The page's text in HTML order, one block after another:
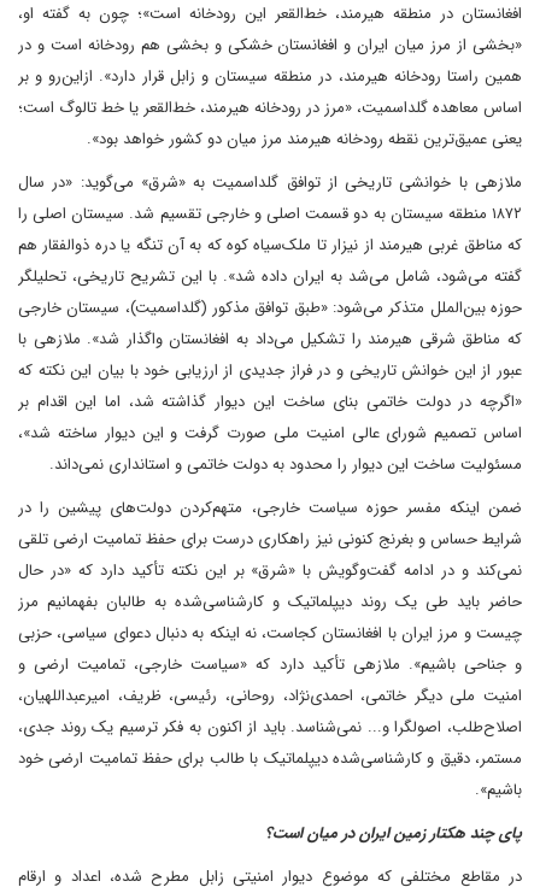
افغانستان در منطقه هیرمند، خط‌القعر این رودخانه است»؛ چون به گفته او،
«بخشی از مرز میان ایران و افغانستان خشکی و بخشی هم رودخانه است و در
همین راستا رودخانه هیرمند، در منطقه سیستان و زابل قرار دارد». از‌این‌رو و بر
اساس معاهده گلد‌اسمیت، «مرز در رودخانه هیرمند، خط‌القعر یا خط تالوگ است؛
یعنی عمیق‌ترین نقطه رودخانه هیرمند مرز میان دو کشور خواهد بود».
ملازهی با خوانشی تاریخی از توافق گلد‌اسمیت به «شرق» می‌گوید: «در سال
۱۸۷۲ منطقه سیستان به دو قسمت اصلی و خارجی تقسیم شد. سیستان اصلی را
که مناطق غربی هیرمند از نیزار تا ملک‌سیاه کوه که به آن تنگه یا دره ذوالفقار هم
گفته می‌شود، شامل می‌شد به ایران داده شد». با این تشریح تاریخی، تحلیلگر
حوزه بین‌الملل متذکر می‌شود: «طبق توافق مذکور (گلداسمیت)، سیستان خارجی
که مناطق شرقی هیرمند را تشکیل می‌داد به افغانستان واگذار شد». ملازهی با
عبور از این خوانش تاریخی و در فراز جدیدی از ارزیابی خود با بیان این نکته که
«اگرچه در دولت خاتمی بنای ساخت این دیوار گذاشته شد، اما این اقدام بر
اساس تصمیم شورای عالی امنیت ملی صورت گرفت و این دیوار ساخته شد»،
مسئولیت ساخت این دیوار را محدود به دولت خاتمی و استانداری نمی‌داند‌.
ضمن اینکه مفسر حوزه سیاست خارجی، متهم‌کردن دولت‌های پیشین را در
شرایط حساس و بغرنج کنونی نیز راهکاری درست برای حفظ تمامیت ارضی تلقی
نمی‌کند و در ادامه گفت‌وگویش با «شرق» بر این نکته تأکید دارد که «در حال
حاضر باید طی یک روند دیپلماتیک و کارشناسی‌شده به طالبان بفهمانیم مرز
چیست و مرز ایران با افغانستان کجاست، نه اینکه به دنبال دعوای سیاسی، حزبی
و جناحی باشیم». ملازهی تأکید دارد که «سیاست خارجی، تمامیت ارضی و
امنیت ملی دیگر خاتمی، احمدی‌نژاد، روحانی، رئیسی، ظریف، امیرعبداللهیان،
اصلاح‌طلب، اصولگرا و... نمی‌شناسد. باید از اکنون به فکر ترسیم یک روند جدی،
مستمر، دقیق و کارشناسی‌شده دیپلماتیک با طالب برای حفظ تمامیت ارضی خود
باشیم».
پای چند هکتار زمین ایران در میان است؟
در مقاطع مختلفی که موضوع دیوار امنیتی زابل مطرح شده، اعداد و ارقام